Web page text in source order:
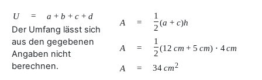
U = a + b + c + d
Der Umfang lässt sich
aus den gegebenen
Angaben nicht
berechnen.
A =
1
2
(a + c)h
A =
1
2
(12 cm + 5 cm) ⋅ 4cm
A = 34cm2